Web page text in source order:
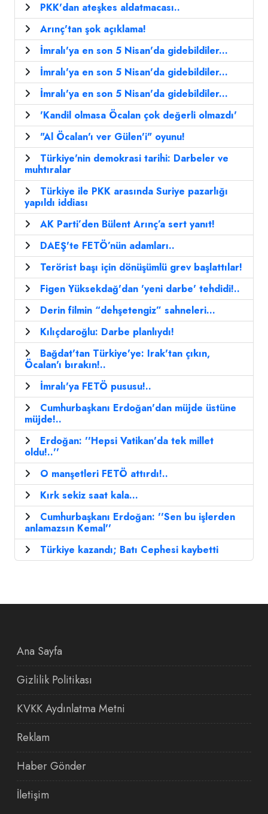
PKK'dan ateşkes aldatmacası..
Arınç'tan şok açıklama!
İmralı'ya en son 5 Nisan'da gidebildiler...
İmralı'ya en son 5 Nisan'da gidebildiler...
İmralı'ya en son 5 Nisan'da gidebildiler...
'Kandil olmasa Öcalan çok değerli olmazdı'
"Al Öcalan'ı ver Gülen'i" oyunu!
Türkiye'nin demokrasi tarihi: Darbeler ve
muhtıralar
Türkiye ile PKK arasında Suriye pazarlığı
yapıldı iddiası
AK Parti’den Bülent Arınç’a sert yanıt!
DAEŞ'te FETÖ’nün adamları..
Terörist başı için dönüşümlü grev başlattılar!
Figen Yüksekdağ'dan 'yeni darbe' tehdidi!..
Derin filmin “dehşetengiz” sahneleri…
Kılıçdaroğlu: Darbe planlıydı!
Bağdat'tan Türkiye'ye: Irak'tan çıkın,
Öcalan'ı bırakın!..
İmralı'ya FETÖ pususu!..
Cumhurbaşkanı Erdoğan'dan müjde üstüne
müjde!..
Erdoğan: ''Hepsi Vatikan'da tek millet
oldu!..''
O manşetleri FETÖ attırdı!..
Kırk sekiz saat kala…
Cumhurbaşkanı Erdoğan: ''Sen bu işlerden
anlamazsın Kemal''
Türkiye kazandı; Batı Cephesi kaybetti
Ana Sayfa
Gizlilik Politikası
KVKK Aydınlatma Metni
Reklam
Haber Gönder
İletişim